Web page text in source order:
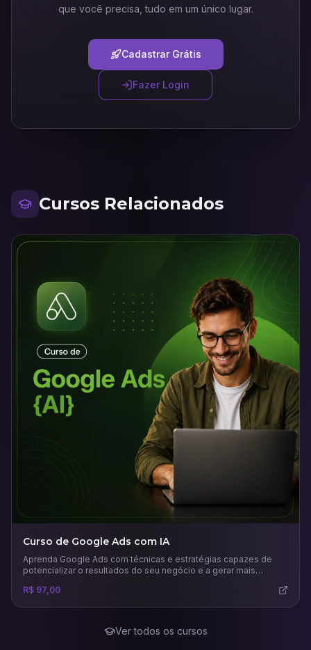
que você precisa, tudo em um único lugar.
Cadastrar Grátis
Fazer Login
Cursos Relacionados
Curso de Google Ads com IA
Aprenda Google Ads com técnicas e estratégias capazes de
potencializar o resultados do seu negócio e a gerar mais
R$ 97,00
Ver todos os cursos